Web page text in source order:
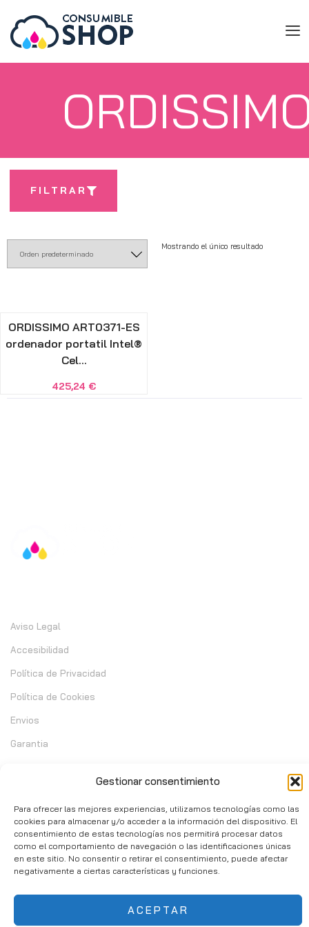
Gestionar consentimiento
Para ofrecer las mejores experiencias, utilizamos tecnologías como las
cookies para almacenar y/o acceder a la información del dispositivo. El
consentimiento de estas tecnologías nos permitirá procesar datos
como el comportamiento de navegación o las identificaciones únicas
en este sitio. No consentir o retirar el consentimiento, puede afectar
negativamente a ciertas características y funciones.
ACEPTAR
FILTRAR
Mostrando el único resultado
ORDISSIMO ART0371-ES
ordenador portatil Intel®
Cel...
425,24 €
Aviso Legal
Accesibilidad
Política de Privacidad
Política de Cookies
Envios
Garantia
Contacto
C/ Telera de Cortijo Chico 14 - Mijas 29651
951 10 02 37